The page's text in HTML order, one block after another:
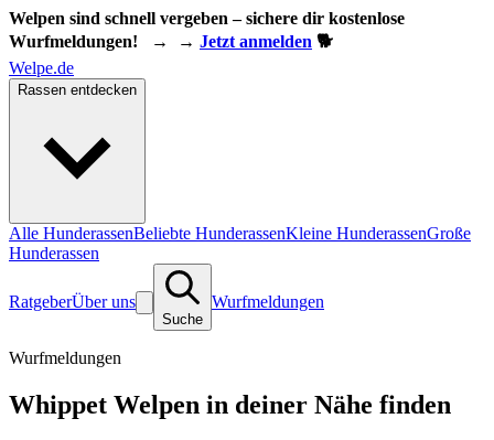
Welpen sind schnell vergeben – sichere dir kostenlose
Wurfmeldungen! → → Jetzt anmelden 🐕
Welpe.de
Rassen entdecken
Alle HunderassenBeliebte HunderassenKleine HunderassenGroße
Hunderassen
RatgeberÜber uns
Suche
Wurfmeldungen
Wurfmeldungen
Whippet Welpen in deiner Nähe finden